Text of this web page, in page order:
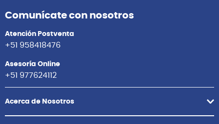
Comunícate con nosotros
Atención Postventa
+51 958418476
Asesoría Online
+51 977624112
Acerca de Nosotros